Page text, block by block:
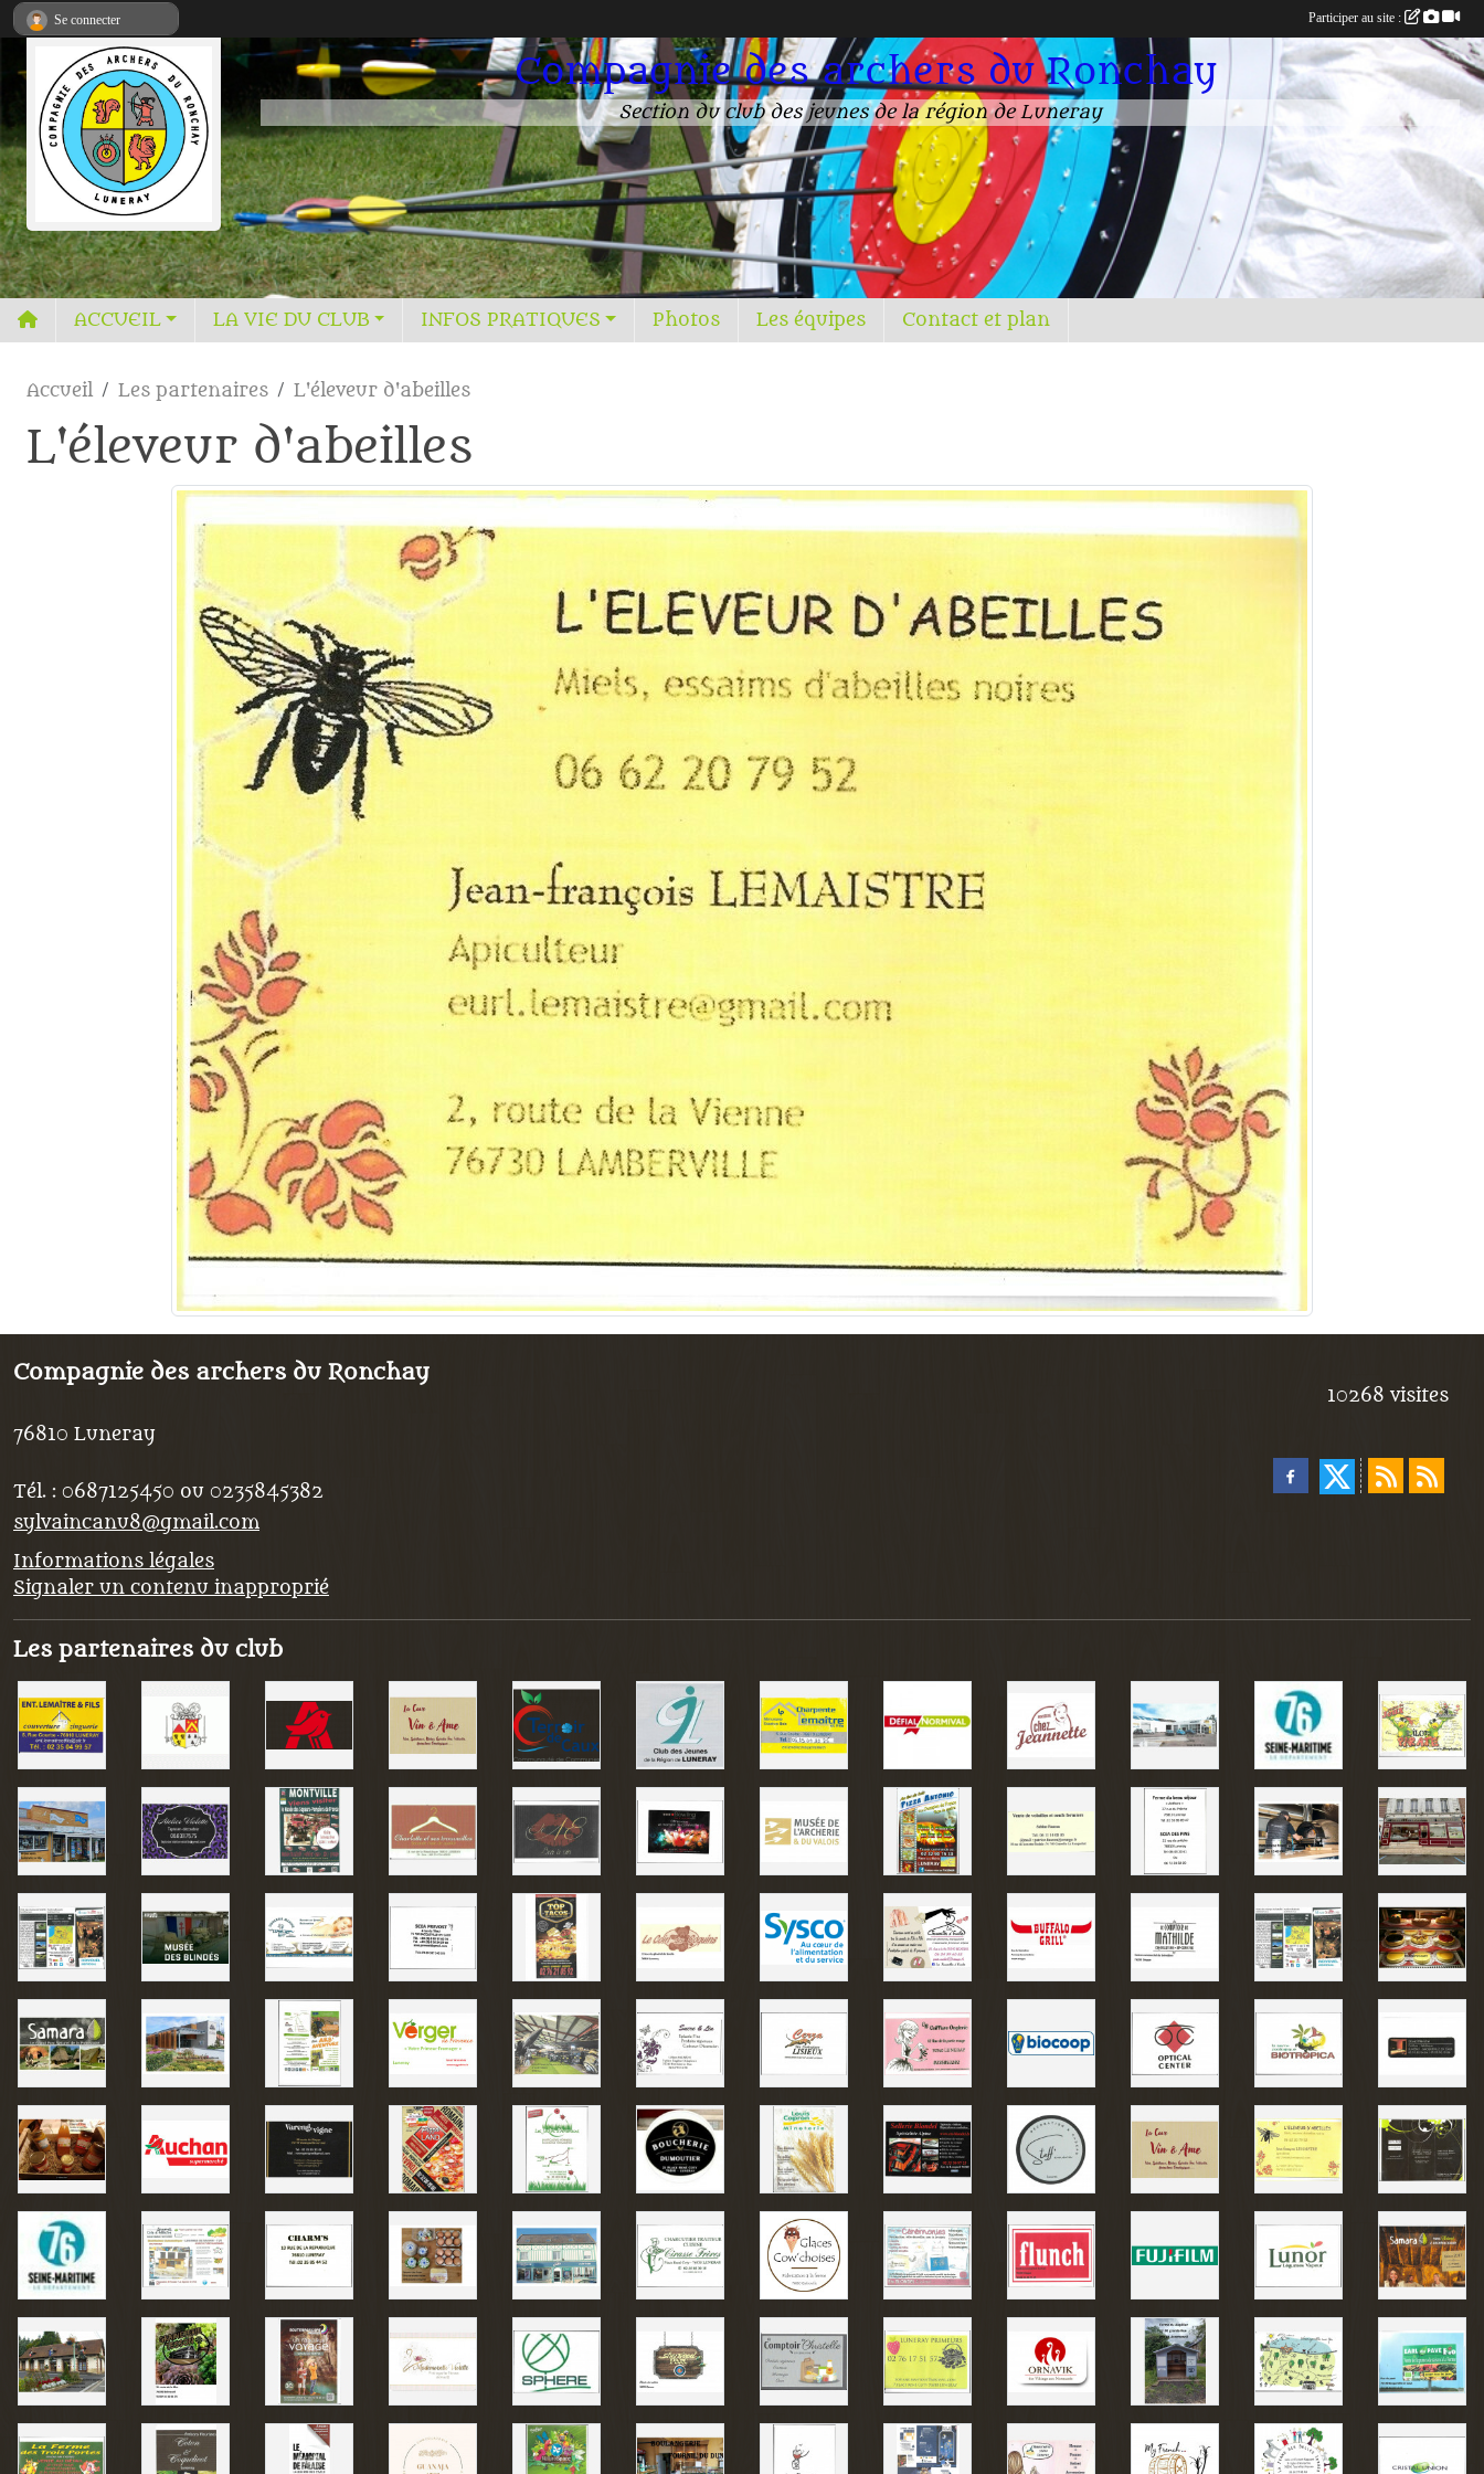
Compagnie des archers du Ronchay
Section du club des jeunes de la région de Luneray
ACCUEIL LA VIE DU CLUB INFOS PRATIQUES Photos Les équipes Contact et plan
Accueil Les partenaires L'éleveur d'abeilles
L'éleveur d'abeilles
Compagnie des archers du Ronchay
76810 Luneray
Tél. : 0687125450 ou 0235845382
sylvaincanu8@gmail.com
Informations légales
Signaler un contenu inapproprié
10268 visites
Les partenaires du club
Se connecter Participer au site :
Panneau de gestion des cookies